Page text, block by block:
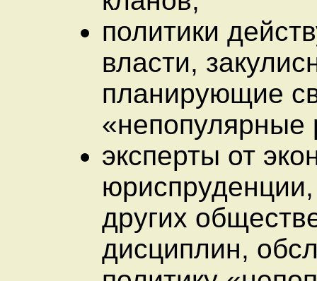
политики
власти,
планирующие
эксперты от
других
дисциплин,